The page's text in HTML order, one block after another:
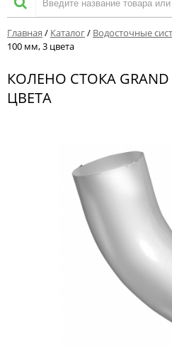
Главная / Каталог/ Водосточные
100 мм, 3 цвета
КОЛЕНО СТОКА
ЦВЕТА